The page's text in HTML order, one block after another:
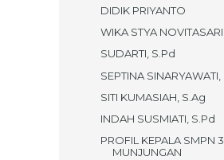
DIDIK PRIYANTO
WIKA STYA
SUDARTI, S.Pd
SEPTINA SINARYAWATI,
SITI KUMASIAH, S.Ag
INDAH SUSMIATI, S.Pd
PROFIL KEPALA SMPN 3
MUNJUNGAN